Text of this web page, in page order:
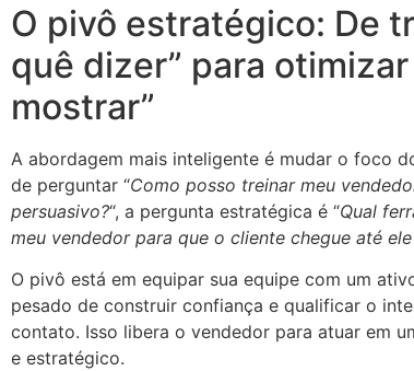
O pivô estratégico: De
quê dizer” para otimizar
mostrar”
A abordagem mais inteligente é mudar o foco
de perguntar “Como posso treinar meu
persuasivo?“, a pergunta estratégica é “Qual
meu vendedor para que o cliente chegue até
O pivô está em equipar sua equipe com um
pesado de construir confiança e qualificar o
contato. Isso libera o vendedor para atuar em
e estratégico.